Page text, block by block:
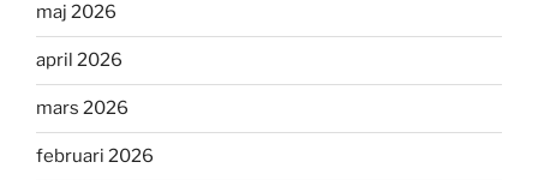
maj 2026
april 2026
mars 2026
februari 2026